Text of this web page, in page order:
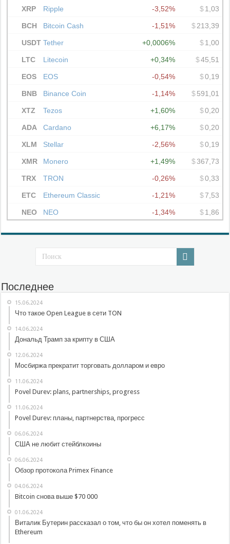
Последнее
15.06.2024
Что такое Open League в сети TON
14.06.2024
Дональд Трамп за крипту в США
12.06.2024
Мосбиржа прекратит торговать долларом и евро
11.06.2024
Povel Durev: plans, partnerships, progress
11.06.2024
Povel Durev: планы, партнерства, прогресс
06.06.2024
США не любит стейблкоины
06.06.2024
Обзор протокола Primex Finance
04.06.2024
Bitcoin снова выше $70 000
01.06.2024
Виталик Бутерин рассказал о том, что бы он хотел поменять в
Ethereum